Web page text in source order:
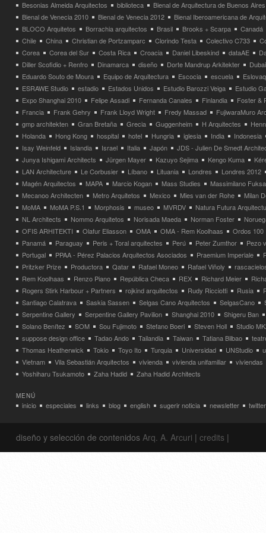
Besonias Almeida Arquitectos
biblioteca
Bienal de Arquitectura de Buenos Aires
Bienal de Venecia 2010
Bienal de Venecia 2012
Bienal Iberoamericana de
BLOCO Arquitetos
Borrachia arquitectos Brasil Brooks + Scarpa
Canadá
Chile
China Christian de Portzamparc Clorindo Testa Colectivo C733
Corea
Corea del Sur Costa Rica Croacia Daniel Libeskind dataAE
Diller Scofidio + Renfro
Dinamarca diseño Dorte Mandrup Arkitekter
Dubai
Eduardo Souto de Moura
Equipo de Arquitectura Escocia escuela
ESRAWE Studio
estadio Estados Unidos Estudio Barozzi Veiga
Estudio
Expo Shanghai 2010
Felipe Assadi Fernanda Canales Finlandia
Foster &
Francia
Frank Gehry Frank Lloyd Wright Fredy Massad
FujiwaraMuro
gmp architekten
Gran Bretaña Grecia Guggenheim H Arquitectes
Holanda
Hong Kong hospital hotel Hungria iglesia India
Indonesia
Isay Weinfeld
Islandia Israel Italia Japón
JDS - Julien De Smedt
Junya Ishigami Architects
Jürgen Mayer Kazuyo Sejima Kengo Kuma
LAN Architecture
Le Corbusier Líbano Lituania Londres
Londres 2012
Magén Arquitectos
MAPA Marcio Kogan Mass Studies
Massimilano
Mecanoo Architecten
Metro Arquitetos Mexico Mies van der Rohe
Milan
MoMA
MoMA P.S.1 Morphosis museo MVRDV
Natura Futura
NL Architects
Nommo Arquitetos Norisada Maeda Norman Foster
OFIS ARHITEKTI
Olafur Eliasson OMA OMA - Rem Koolhaas
Ordos 100
Panamá
Paraguay Peris + Toral arquitectes Perú Peter Zumthor
Pezo
Portugal
PPAA - Pérez Palacios Arquitectos Asociados Praemium Imperiale
Pritzker Prize
Productora Qatar Rafael Moneo Rafael Viñoly
Rem Koolhaas
Renzo Piano República Checa REX Richard Meier
Rogers Stirk Harbour + Partners
rojkind arquitectos Rudy Ricciotti Rusia
Santiago Calatrava
Saskia Sassen Selgas Cano Arquitectos SelgasCano
Serpentine Gallery
Serpentine Gallery Pavilion Shanghai 2010
Shigeru Ban
Solano Benítez
SOM Sou Fujimoto Stefano Boeri Steven Holl
Studio
suppose design office
Tadao Ando Tailandia Taiwan Tatiana Bilbao
Thomas Heatherwick
Tokio Toyo Ito Turquia Universidad UNStudio
Vietnam
Vila Sebastián Arquitectos vivienda vivienda unifamiliar
viviendas
Yoshiharu Tsukamoto
Zaha Hadid Zaha Hadid Architects
MENÚ
inicio especiales links blog english sugerir noticia newsletter twitter
diseño y selección de contenidos Arq. A. Arcuri | credits |